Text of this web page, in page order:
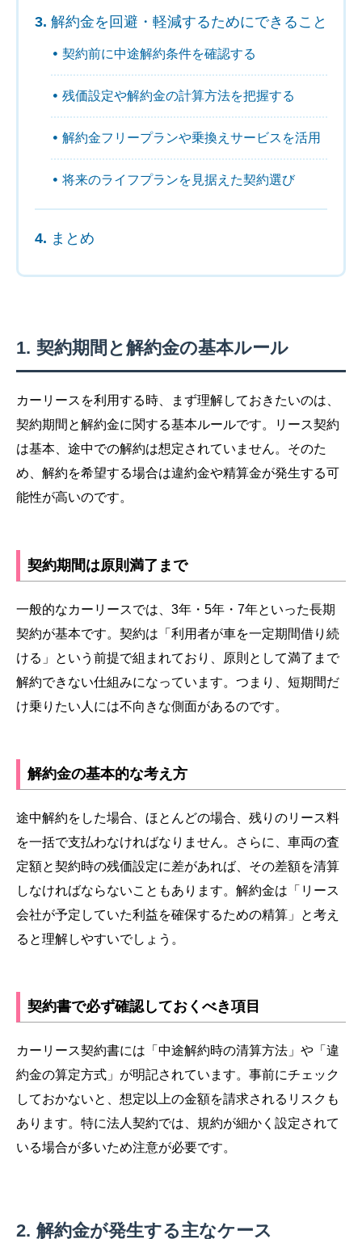
解約金を回避・軽減するためにできること
契約前に中途解約条件を確認する
残価設定や解約金の計算方法を把握する
解約金フリープランや乗換えサービスを活用
将来のライフプランを見据えた契約選び
まとめ
契約期間と解約金の基本ルール
カーリースを利用する時、まず理解しておきたいのは、
契約期間と解約金に関する基本ルールです。リース契約
は基本、途中での解約は想定されていません。そのた
め、解約を希望する場合は違約金や精算金が発生する可
能性が高いのです。
契約期間は原則満了まで
一般的なカーリースでは、3年・5年・7年といった長期
契約が基本です。契約は「利用者が車を一定期間借り続
ける」という前提で組まれており、原則として満了まで
解約できない仕組みになっています。つまり、短期間だ
け乗りたい人には不向きな側面があるのです。
解約金の基本的な考え方
途中解約をした場合、ほとんどの場合、残りのリース料
を一括で支払わなければなりません。さらに、車両の査
定額と契約時の残価設定に差があれば、その差額を清算
しなければならないこともあります。解約金は「リース
会社が予定していた利益を確保するための精算」と考え
ると理解しやすいでしょう。
契約書で必ず確認しておくべき項目
カーリース契約書には「中途解約時の清算方法」や「違
約金の算定方式」が明記されています。事前にチェック
しておかないと、想定以上の金額を請求されるリスクも
あります。特に法人契約では、規約が細かく設定されて
いる場合が多いため注意が必要です。
解約金が発生する主なケース